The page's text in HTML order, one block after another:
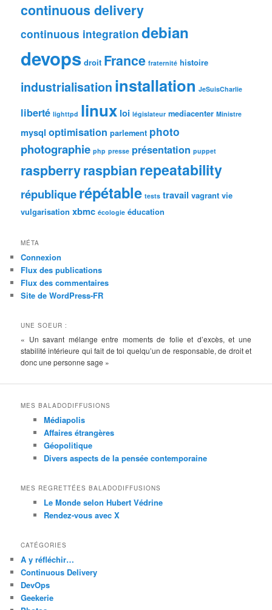
continuous delivery
continuous integration debian
devops droit France fraternité histoire
industrialisation installation JeSuisCharlie
liberté lighttpd linux loi législateur mediacenter Ministre
mysql optimisation parlement photo
photographie php presse présentation puppet
raspberryraspbianrepeatability
républiquerépétable tests travail vagrant vie
vulgarisation xbmc écologie éducation
MÉTA
Connexion
Flux des publications
Flux des commentaires
Site de WordPress-FR
UNE SOEUR :
« Un savant mélange entre moments de folie et d’excès, et une
stabilité intérieure qui fait de toi quelqu’un de responsable, de droit et
donc une personne sage »
MES BALADODIFFUSIONS
Médiapolis
Affaires étrangères
Géopolitique
Divers aspects de la pensée contemporaine
MES REGRETTÉES BALADODIFFUSIONS
Le Monde selon Hubert Védrine
Rendez-vous avec X
CATÉGORIES
A y réfléchir…
Continuous Delivery
DevOps
Geekerie